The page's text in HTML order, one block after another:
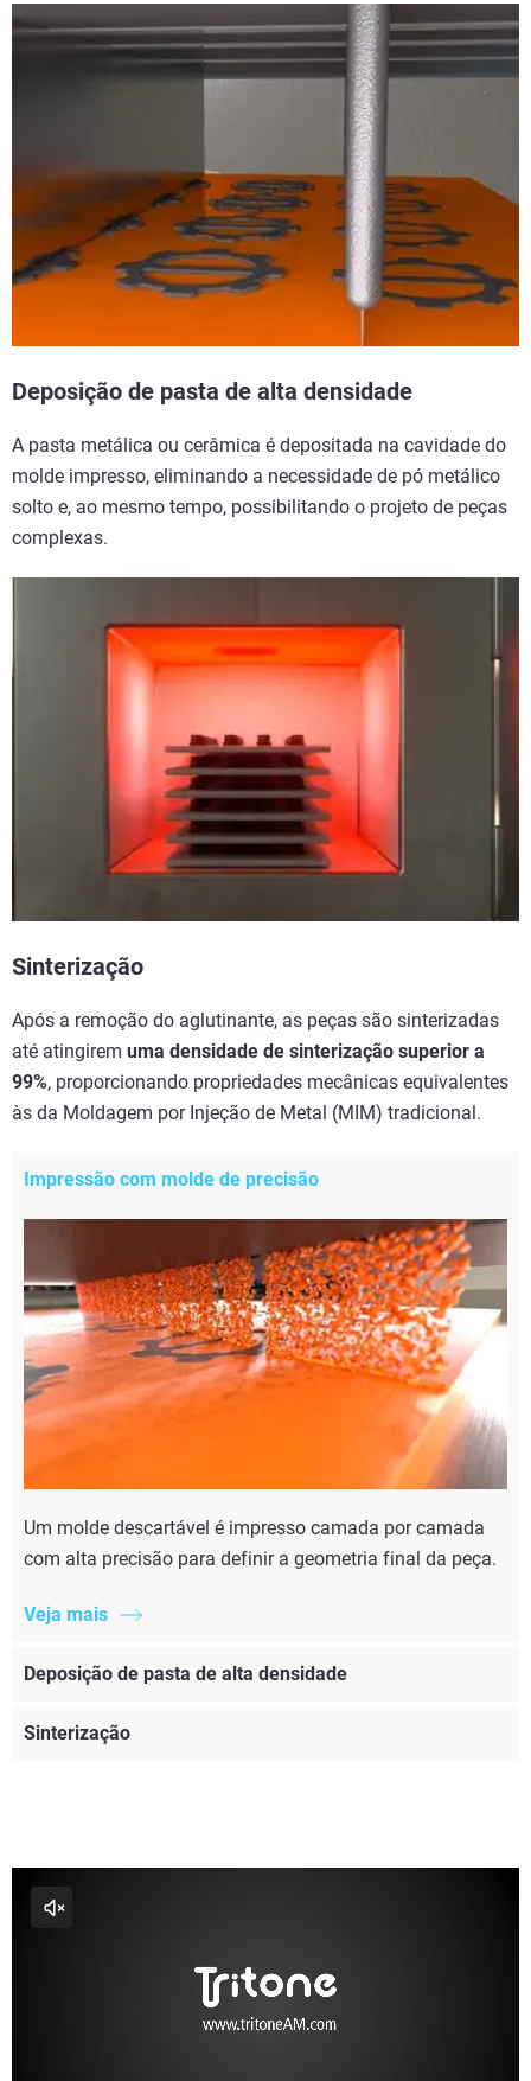
Deposição de pasta de alta densidade
A pasta metálica ou cerâmica é depositada na cavidade do
molde impresso, eliminando a necessidade de pó metálico
solto e, ao mesmo tempo, possibilitando o projeto de peças
complexas.
Sinterização
Após a remoção do aglutinante, as peças são sinterizadas
até atingirem uma densidade de sinterização superior a
99%, proporcionando propriedades mecânicas equivalentes
às da Moldagem por Injeção de Metal (MIM) tradicional.
Impressão com molde de precisão
Um molde descartável é impresso camada por camada
com alta precisão para definir a geometria final da peça.
Veja mais
Deposição de pasta de alta densidade
Sinterização